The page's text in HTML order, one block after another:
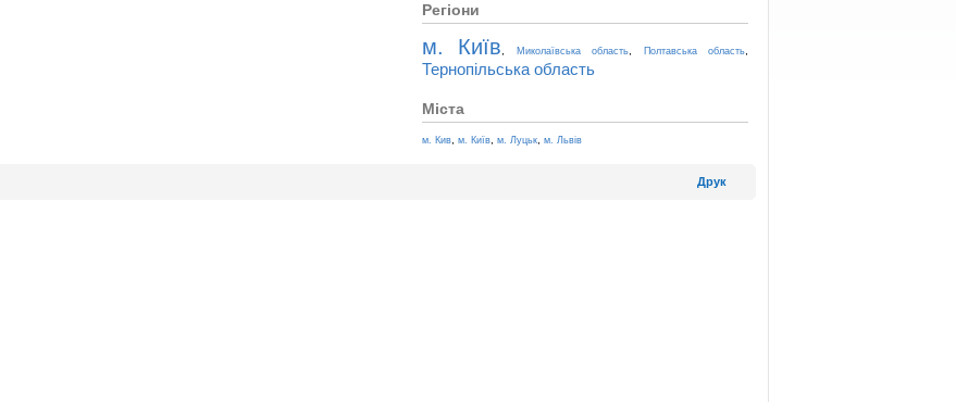
Регіони
м. Київ Миколаївська область Полтавська область
Тернопільська область
Міста
м. Кив м. Київ м. Луцьк м. Львів
Друк